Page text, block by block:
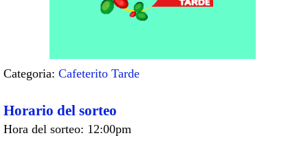
Categoria: Cafeterito Tarde
Horario del sorteo
Hora del sorteo: 12:00pm